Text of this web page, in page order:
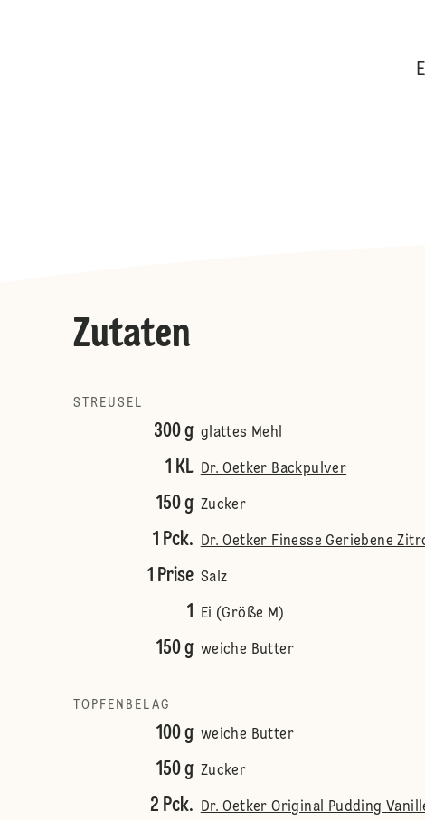
Zutaten
STREUSEL
300 g glattes Mehl
1 KL Dr. Oetker Backpulver
150 g Zucker
1 Pck. Dr. Oetker Finesse Geriebene
1 Prise Salz
1 Ei (Größe M)
150 g weiche Butter
TOPFENBELAG
100 g weiche Butter
150 g Zucker
2 Pck. Dr. Oetker Original Pudding